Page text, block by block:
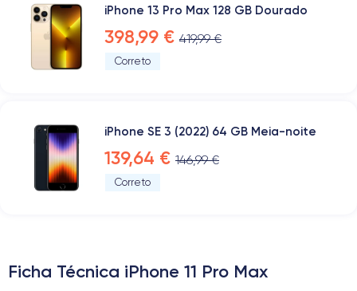
iPhone 13 Pro Max 128 GB Dourado
398,99 € 419,99 €
Correto
iPhone SE 3 (2022) 64 GB Meia-noite
139,64 € 146,99 €
Correto
Ficha Técnica iPhone 11 Pro Max